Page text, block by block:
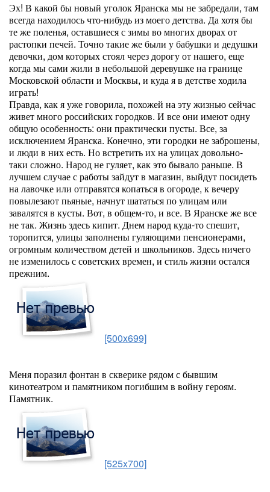
Эх! В какой бы новый уголок Яранска мы не забредали, там
всегда находилось что-нибудь из моего детства. Да хотя бы
те же поленья, оставшиеся с зимы во многих дворах от
растопки печей. Точно такие же были у бабушки и дедушки
девочки, дом которых стоял через дорогу от нашего, еще
когда мы сами жили в небольшой деревушке на границе
Московской области и Москвы, и куда я в детстве ходила
играть!
Правда, как я уже говорила, похожей на эту жизнью сейчас
живет много российских городков. И все они имеют одну
общую особенность: они практически пусты. Все, за
исключением Яранска. Конечно, эти городки не заброшены,
и люди в них есть. Но встретить их на улицах довольно-
таки сложно. Народ не гуляет, как это бывало раньше. В
лучшем случае с работы зайдут в магазин, выйдут посидеть
на лавочке или отправятся копаться в огороде, к вечеру
повылезают пьяные, начнут шататься по улицам или
завалятся в кусты. Вот, в общем-то, и все. В Яранске же все
не так. Жизнь здесь кипит. Днем народ куда-то спешит,
торопится, улицы заполнены гуляющими пенсионерами,
огромным количеством детей и школьников. Здесь ничего
не изменилось с советских времен, и стиль жизни остался
прежним.
[500x699]
Меня поразил фонтан в скверике рядом с бывшим
кинотеатром и памятником погибшим в войну героям.
Памятник.
[525x700]